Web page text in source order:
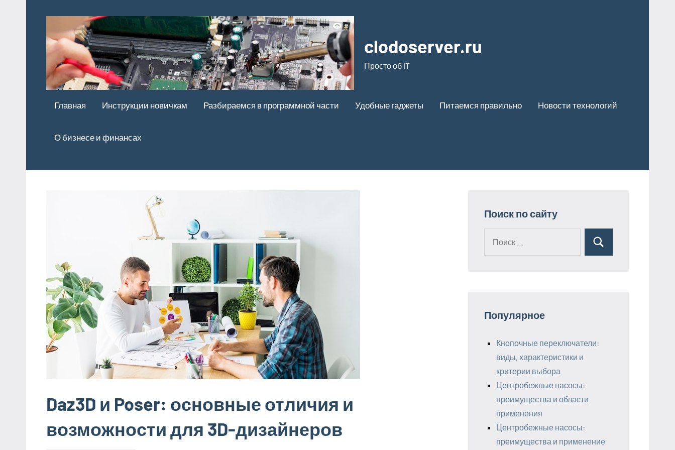
содержимому
clodoserver.ru
Просто об IT
Главная Инструкции новичкам Разбираемся в программной части Удобные гаджеты Питаемся правильно Новости технологий
О бизнесе и финансах
Daz3D и Poser: основные отличия и
возможности для 3D-дизайнеров
Поиск по сайту
Поиск
Популярное
Кнопочные переключатели:
виды, характеристики и
критерии выбора
Центробежные насосы:
преимущества и области
применения
Центробежные насосы:
преимущества и применение